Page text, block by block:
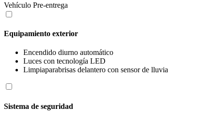
Vehículo Pre-entrega
Equipamiento exterior
Encendido diurno automático
Luces con tecnología LED
Limpiaparabrisas delantero con sensor de lluvia
Sistema de seguridad